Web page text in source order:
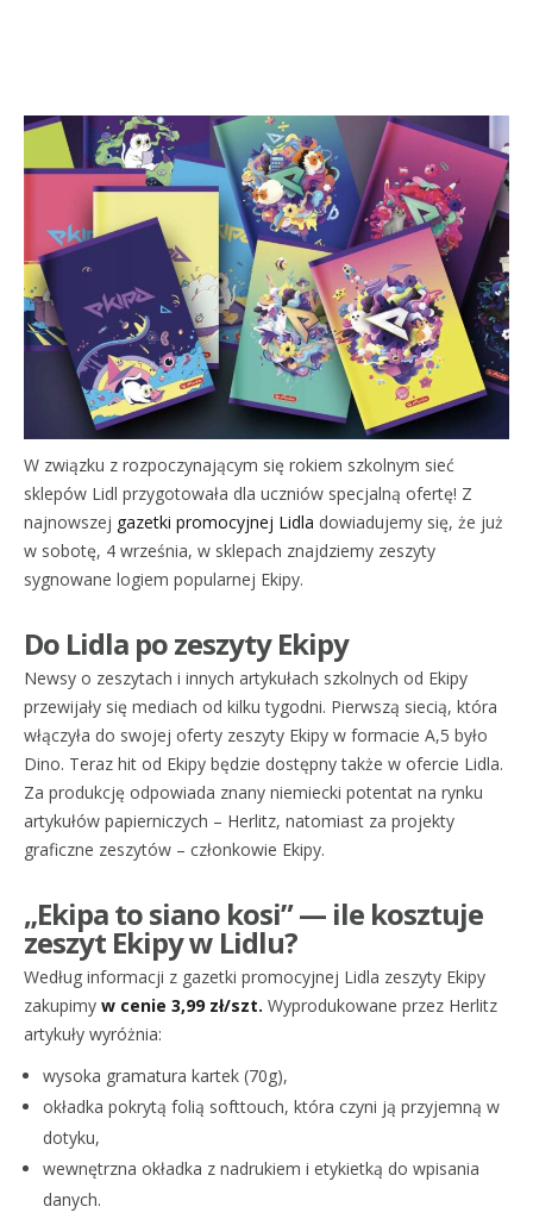
W związku z rozpoczynającym się rokiem szkolnym sieć
sklepów Lidl przygotowała dla uczniów specjalną ofertę! Z
najnowszej gazetki promocyjnej Lidla dowiadujemy się, że już
w sobotę, 4 września, w sklepach znajdziemy zeszyty
sygnowane logiem popularnej Ekipy.
Do Lidla po zeszyty Ekipy
Newsy o zeszytach i innych artykułach szkolnych od Ekipy
przewijały się mediach od kilku tygodni. Pierwszą siecią, która
włączyła do swojej oferty zeszyty Ekipy w formacie A,5 było
Dino. Teraz hit od Ekipy będzie dostępny także w ofercie Lidla.
Za produkcję odpowiada znany niemiecki potentat na rynku
artykułów papierniczych – Herlitz, natomiast za projekty
graficzne zeszytów – członkowie Ekipy.
„Ekipa to siano kosi” — ile kosztuje
zeszyt Ekipy w Lidlu?
Według informacji z gazetki promocyjnej Lidla zeszyty Ekipy
zakupimy w cenie 3,99 zł/szt. Wyprodukowane przez Herlitz
artykuły wyróżnia:
wysoka gramatura kartek (70g),
okładka pokrytą folią softtouch, która czyni ją przyjemną w
dotyku,
wewnętrzna okładka z nadrukiem i etykietką do wpisania
danych.